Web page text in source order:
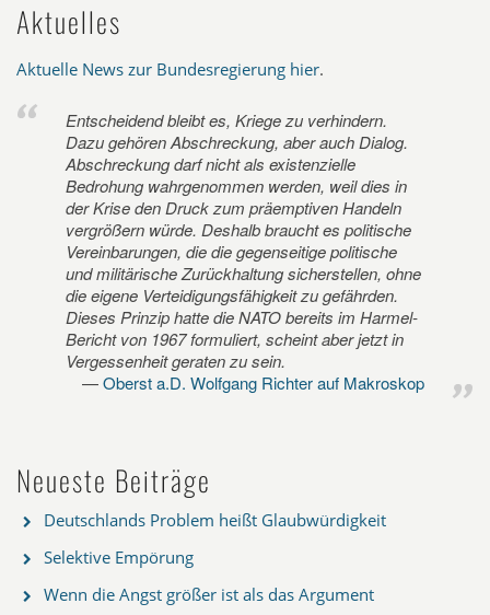
Aktuelles
Aktuelle News zur Bundesregierung hier.
Entscheidend bleibt es, Kriege zu verhindern.
Dazu gehören Abschreckung, aber auch Dialog.
Abschreckung darf nicht als existenzielle
Bedrohung wahrgenommen werden, weil dies in
der Krise den Druck zum präemptiven Handeln
vergrößern würde. Deshalb braucht es politische
Vereinbarungen, die die gegenseitige politische
und militärische Zurückhaltung sicherstellen, ohne
die eigene Verteidigungsfähigkeit zu gefährden.
Dieses Prinzip hatte die NATO bereits im Harmel-
Bericht von 1967 formuliert, scheint aber jetzt in
Vergessenheit geraten zu sein.
Oberst a.D. Wolfgang Richter auf Makroskop
Neueste Beiträge
Deutschlands Problem heißt Glaubwürdigkeit
Selektive Empörung
Wenn die Angst größer ist als das Argument